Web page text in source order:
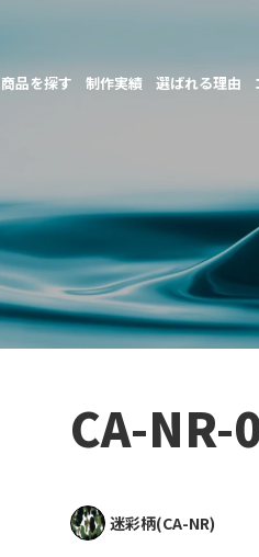
商品を探す 制作実績 選ばれる理由
CA-NR-
迷彩柄(CA-NR)